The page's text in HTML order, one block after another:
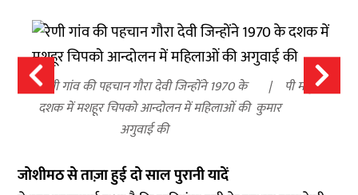
रेणी गांव की पहचान गौरा देवी जिन्होंने 1970 के
दशक में मशहूर चिपको आन्दोलन में महिलाओं की
अगुवाई की
पी मधु
कुमार
जोशीमठ से ताज़ा हुई दो साल पुरानी यादें